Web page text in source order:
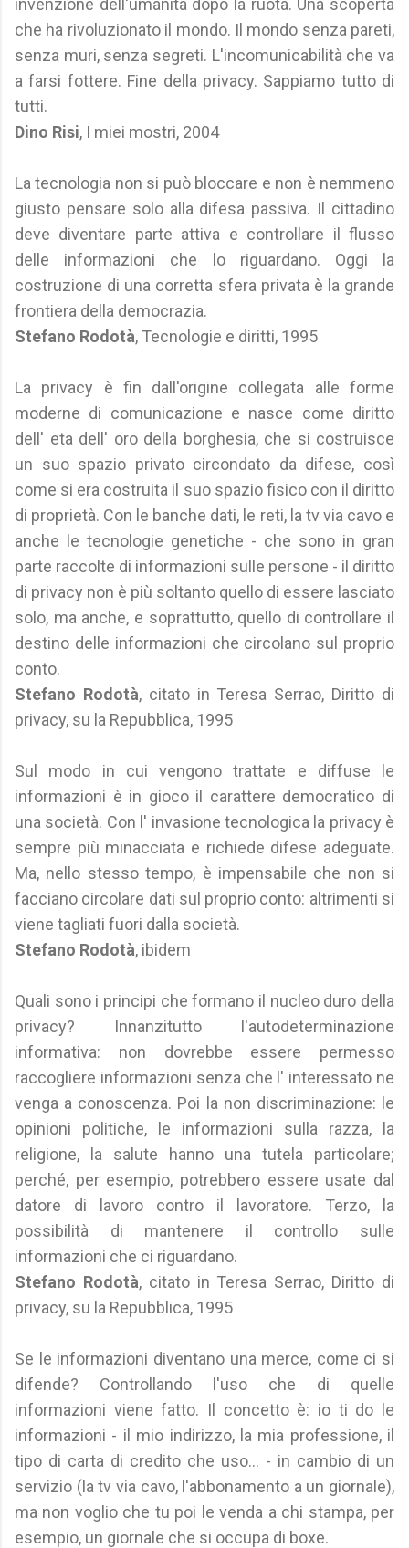
invenzione dell'umanità dopo la ruota. Una scoperta
che ha rivoluzionato il mondo. Il mondo senza pareti,
senza muri, senza segreti. L'incomunicabilità che va
a farsi fottere. Fine della privacy. Sappiamo tutto di
tutti.
Dino Risi, I miei mostri, 2004
La tecnologia non si può bloccare e non è nemmeno
giusto pensare solo alla difesa passiva. Il cittadino
deve diventare parte attiva e controllare il flusso
delle informazioni che lo riguardano. Oggi la
costruzione di una corretta sfera privata è la grande
frontiera della democrazia.
Stefano Rodotà, Tecnologie e diritti, 1995
La privacy è fin dall'origine collegata alle forme
moderne di comunicazione e nasce come diritto
dell' eta dell' oro della borghesia, che si costruisce
un suo spazio privato circondato da difese, così
come si era costruita il suo spazio fisico con il diritto
di proprietà. Con le banche dati, le reti, la tv via cavo e
anche le tecnologie genetiche - che sono in gran
parte raccolte di informazioni sulle persone - il diritto
di privacy non è più soltanto quello di essere lasciato
solo, ma anche, e soprattutto, quello di controllare il
destino delle informazioni che circolano sul proprio
conto.
Stefano Rodotà, citato in Teresa Serrao, Diritto di
privacy, su la Repubblica, 1995
Sul modo in cui vengono trattate e diffuse le
informazioni è in gioco il carattere democratico di
una società. Con l' invasione tecnologica la privacy è
sempre più minacciata e richiede difese adeguate.
Ma, nello stesso tempo, è impensabile che non si
facciano circolare dati sul proprio conto: altrimenti si
viene tagliati fuori dalla società.
Stefano Rodotà, ibidem
Quali sono i principi che formano il nucleo duro della
privacy? Innanzitutto l'autodeterminazione
informativa: non dovrebbe essere permesso
raccogliere informazioni senza che l' interessato ne
venga a conoscenza. Poi la non discriminazione: le
opinioni politiche, le informazioni sulla razza, la
religione, la salute hanno una tutela particolare;
perché, per esempio, potrebbero essere usate dal
datore di lavoro contro il lavoratore. Terzo, la
possibilità di mantenere il controllo sulle
informazioni che ci riguardano.
Stefano Rodotà, citato in Teresa Serrao, Diritto di
privacy, su la Repubblica, 1995
Se le informazioni diventano una merce, come ci si
difende? Controllando l'uso che di quelle
informazioni viene fatto. Il concetto è: io ti do le
informazioni - il mio indirizzo, la mia professione, il
tipo di carta di credito che uso... - in cambio di un
servizio (la tv via cavo, l'abbonamento a un giornale),
ma non voglio che tu poi le venda a chi stampa, per
esempio, un giornale che si occupa di boxe.